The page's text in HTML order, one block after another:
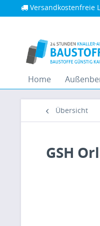
Versandkostenfreie
Home
Übersicht
GSH